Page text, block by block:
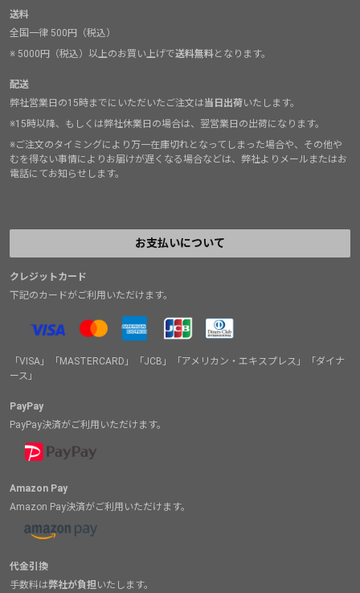
送料
全国一律 500円（税込）
※ 5000円（税込）以上のお買い上げで送料無料となります。
配送
弊社営業日の15時までにいただいたご注文は当日出荷いたします。
※15時以降、もしくは弊社休業日の場合は、翌営業日の出荷になります。
※ご注文のタイミングにより万一在庫切れとなってしまった場合や、その他や
むを得ない事情によりお届けが遅くなる場合などは、弊社よりメールまたはお
電話にてお知らせします。
お支払いについて
クレジットカード
下記のカードがご利用いただけます。
「VISA」「MASTERCARD」「JCB」「アメリカン・エキスプレス」「ダイナ
ース」
PayPay
PayPay決済がご利用いただけます。
Amazon Pay
Amazon Pay決済がご利用いただけます。
代金引換
手数料は弊社が負担 いたします。